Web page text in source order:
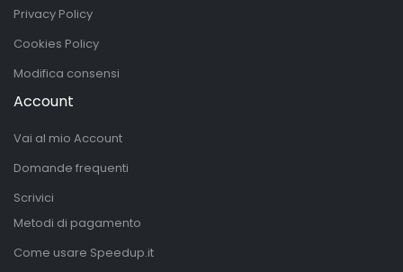
Privacy Policy
Cookies Policy
Modifica consensi
Account
Vai al mio Account
Domande frequenti
Scrivici
Metodi di pagamento
Come usare Speedup.it